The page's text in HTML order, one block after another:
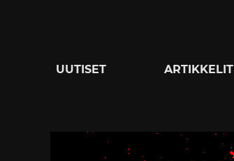
UUTISET ARTIKKELIT